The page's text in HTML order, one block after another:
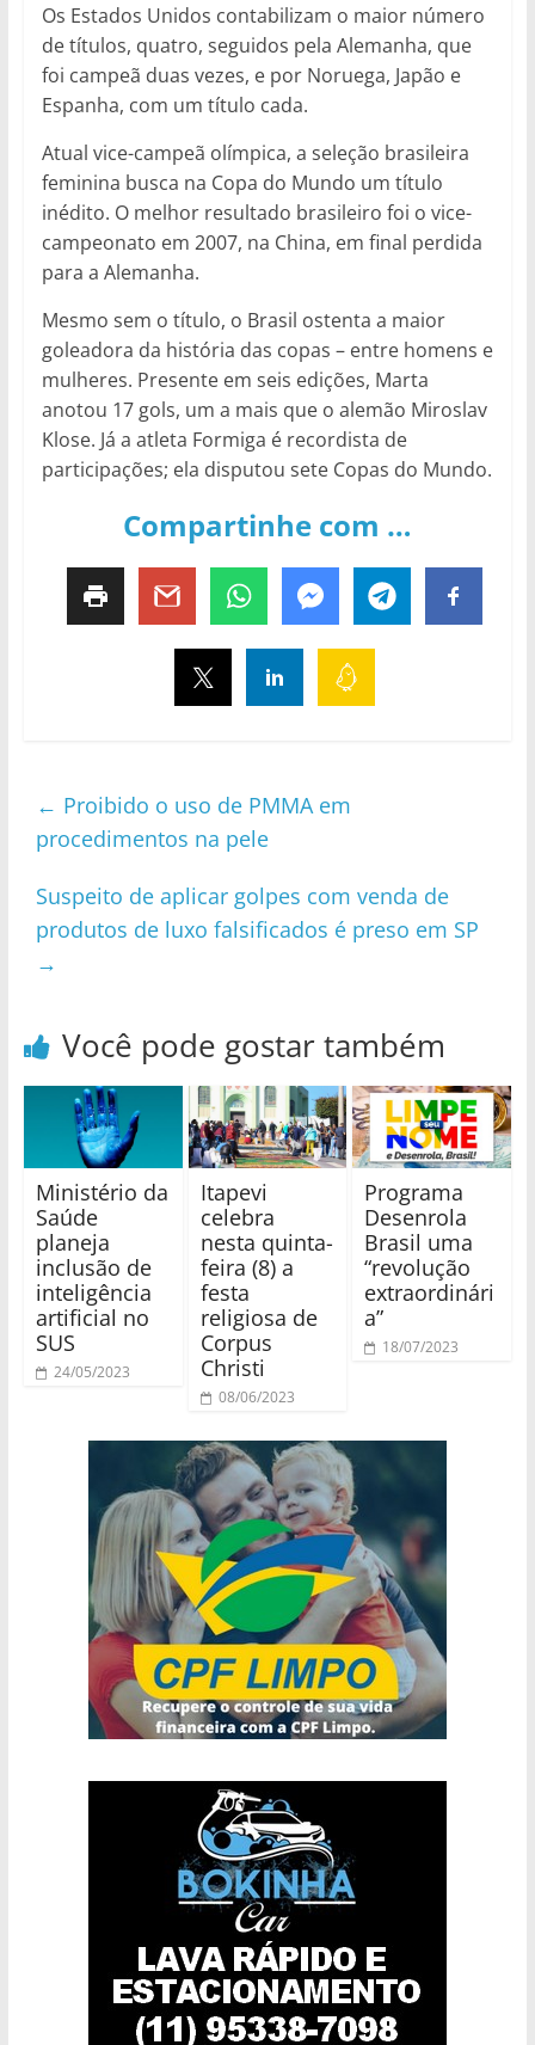
Os Estados Unidos contabilizam o maior número
de títulos, quatro, seguidos pela Alemanha, que
foi campeã duas vezes, e por Noruega, Japão e
Espanha, com um título cada.
Atual vice-campeã olímpica, a seleção brasileira
feminina busca na Copa do Mundo um título
inédito. O melhor resultado brasileiro foi o vice-
campeonato em 2007, na China, em final perdida
para a Alemanha.
Mesmo sem o título, o Brasil ostenta a maior
goleadora da história das copas – entre homens e
mulheres. Presente em seis edições, Marta
anotou 17 gols, um a mais que o alemão Miroslav
Klose. Já a atleta Formiga é recordista de
participações; ela disputou sete Copas do Mundo.
Compartinhe com …
← Proibido o uso de PMMA em
procedimentos na pele
Suspeito de aplicar golpes com venda de
produtos de luxo falsificados é preso em SP
→
Você pode gostar também
Ministério da
Saúde
planeja
inclusão de
inteligência
artificial no
SUS
24/05/2023
Itapevi
celebra
nesta quinta-
feira (8) a
festa
religiosa de
Corpus
Christi
08/06/2023
Programa
Desenrola
Brasil uma
“revolução
extraordinári
a”
18/07/2023